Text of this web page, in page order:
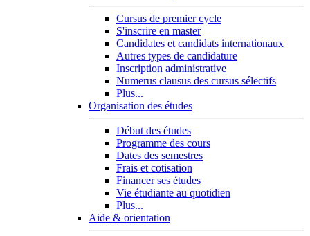
Cursus de premier cycle
S'inscrire en master
Candidates et candidats internationaux
Autres types de candidature
Inscription administrative
Numerus clausus des cursus sélectifs
Plus...
Organisation des études
Début des études
Programme des cours
Dates des semestres
Frais et cotisation
Financer ses études
Vie étudiante au quotidien
Plus...
Aide & orientation